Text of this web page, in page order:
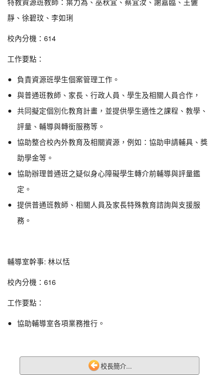
靜、徐碧玟、李如琍
校內分機：614
工作要點：
負責資源班學生個案管理工作。
與普通班教師、家長、行政人員、學生及相關人員合作，
共同擬定個別化教育計畫，並提供學生適性之課程、教學、
評量、輔導與轉銜服務等。
協助整合校內外教育及相關資源，例如：協助申請輔具、獎
助學金等。
協助辦理普通班之疑似身心障礙學生轉介前輔導與評量鑑
定。
提供普通班教師、相關人員及家長特殊教育諮詢與支援服
務。
輔導室幹事: 林以恬
校內分機：616
工作要點：
協助輔導室各項業務推行。
校長簡介...